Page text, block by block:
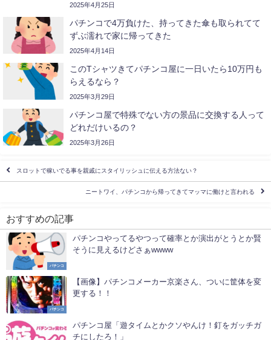
2025年4月25日
パチンコで4万負けた、持ってきた傘も取られてて
ずぶ濡れで家に帰ってきた
2025年4月14日
このTシャツきてパチンコ屋に一日いたら10万円も
らえるなら？
2025年3月29日
パチンコ屋で特殊でない方の景品に交換する人って
どれだけいるの？
2025年3月26日
スロットで稼いでる事を親戚にスタイリッシュに伝える方法ない？
ニートワイ、パチンコから帰ってきてマッマに働けと言われる
おすすめの記事
パチンコ
パチンコやってるやつって確率とか演出がとうとか賢
そうに見えるけどさぁwwww
パチンコ
【画像】パチンコメーカー京楽さん、ついに筐体を変
更する！！
パチンコ屋「遊タイムとかクソやんけ！釘をガッチガ
チにしたろ！」